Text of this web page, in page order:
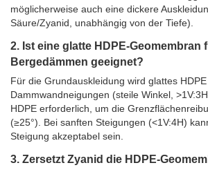
möglicherweise auch eine dickere
Säure/Zyanid, unabhängig von der Tiefe).
2. Ist eine glatte HDPE-Geomembran
Bergedämmen geeignet?
Für die Grundauskleidung wird glattes
Dammwandneigungen (steile Winkel,
HDPE erforderlich, um die
(≥25°). Bei sanften Steigungen (<1V:4H)
Steigung akzeptabel sein.
3. Zersetzt Zyanid die HDPE-